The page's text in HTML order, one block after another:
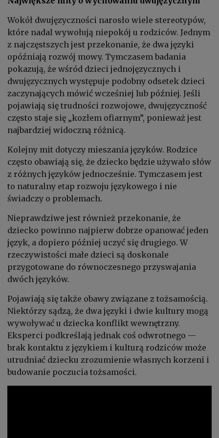
Wokół dwujęzyczności narosło wiele stereotypów,
które nadal wywołują niepokój u rodziców. Jednym
z najczęstszych jest przekonanie, że dwa języki
opóźniają rozwój mowy. Tymczasem badania
pokazują, że wśród dzieci jednojęzycznych i
dwujęzycznych występuje podobny odsetek dzieci
zaczynających mówić wcześniej lub później. Jeśli
pojawiają się trudności rozwojowe, dwujęzyczność
często staje się „kozłem ofiarnym”, ponieważ jest
najbardziej widoczną różnicą.
Kolejny mit dotyczy mieszania języków. Rodzice
często obawiają się, że dziecko będzie używało słów
z różnych języków jednocześnie. Tymczasem jest
to naturalny etap rozwoju językowego i nie
świadczy o problemach.
Nieprawdziwe jest również przekonanie, że
dziecko powinno najpierw dobrze opanować jeden
język, a dopiero później uczyć się drugiego. W
rzeczywistości małe dzieci są doskonale
przygotowane do równoczesnego przyswajania
dwóch języków.
Pojawiają się także obawy związane z tożsamością.
Niektórzy sądzą, że dwa języki i dwie kultury mogą
wywoływać u dziecka konflikt wewnętrzny.
Eksperci podkreślają jednak coś odwrotnego —
brak kontaktu z językiem i kulturą rodziców może
utrudniać dziecku zrozumienie własnych korzeni i
budowanie poczucia tożsamości.